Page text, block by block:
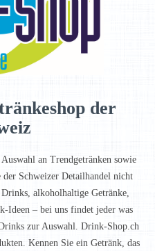
der
an Trendgetränken sowie
Schweizer Detailhandel nicht
alkoholhaltige Getränke,
Ideen – bei uns findet jeder was
zur Auswahl. Drink-Shop.ch
Kennen Sie ein Getränk, das